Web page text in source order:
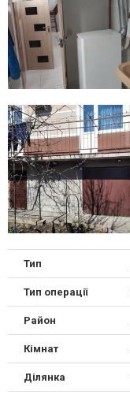
Тип
Тип операції
Район
Кімнат
Ділянка